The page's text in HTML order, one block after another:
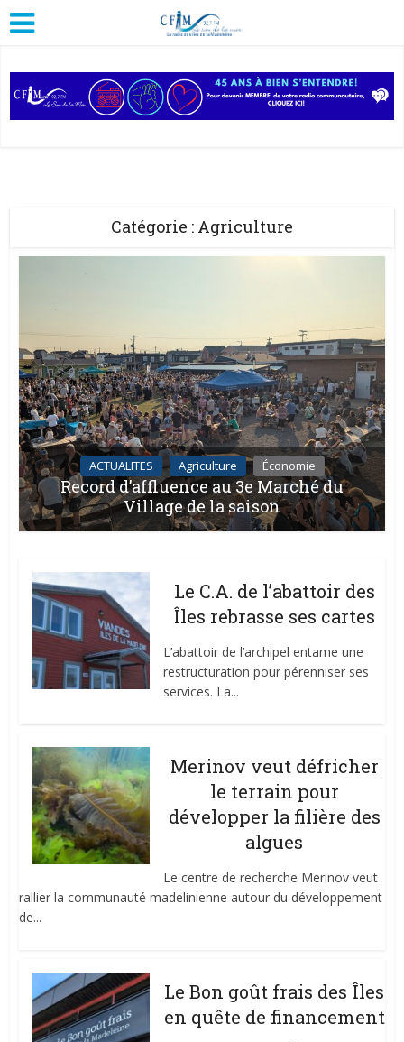
Catégorie : Agriculture
ACTUALITES Agriculture Économie
Record d’affluence au 3e Marché du
Village de la saison
Le C.A. de l’abattoir des
Îles rebrasse ses cartes
L’abattoir de l’archipel entame une
restructuration pour pérenniser ses
services. La...
Merinov veut défricher
le terrain pour
développer la filière des
algues
Le centre de recherche Merinov veut
rallier la communauté madelinienne autour du développement
de...
Le Bon goût frais des Îles
en quête de financement